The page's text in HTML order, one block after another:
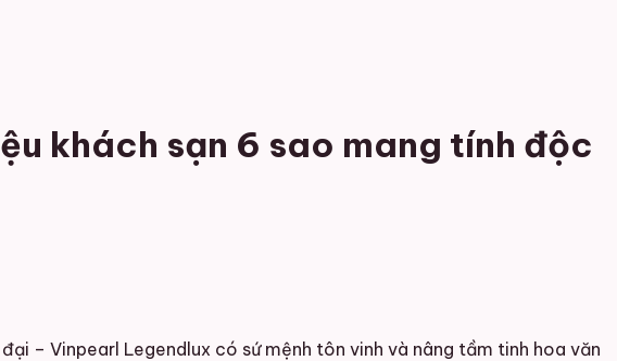
khách sạn 6 sao mang tính độc
– Vinpearl Legendlux có sứ mệnh tôn vinh và nâng tầm tinh hoa văn